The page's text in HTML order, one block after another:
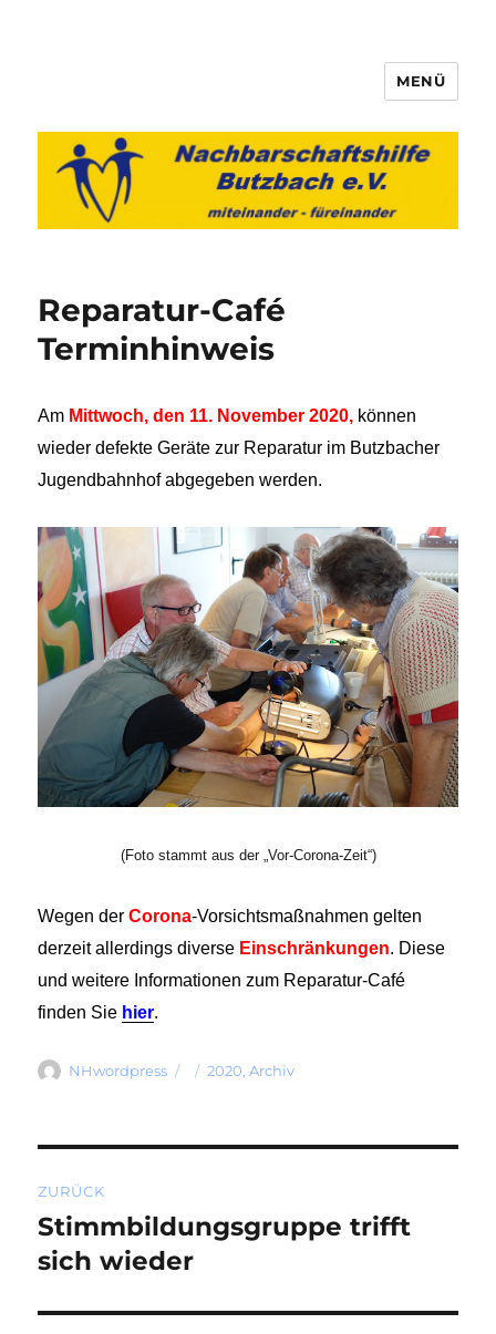
Nachbarschaftshilfe Butzbach
e.V.
MENÜ
Reparatur-Café
Terminhinweis
Am Mittwoch, den 11. November 2020, können
wieder defekte Geräte zur Reparatur im Butzbacher
Jugendbahnhof abgegeben werden.
(Foto stammt aus der „Vor-Corona-Zeit“)
Wegen derCorona-Vorsichtsmaßnahmen gelten
derzeit allerdings diverse Einschränkungen. Diese
und weitere Informationen zum Reparatur-Café
finden Sie hier.
Autor
NHwordpress
Veröffentlicht
Kategorien
2020,Archiv
ZURÜCK
Vorheriger
Beitrag:
Stimmbildungsgruppe trifft
sich wieder